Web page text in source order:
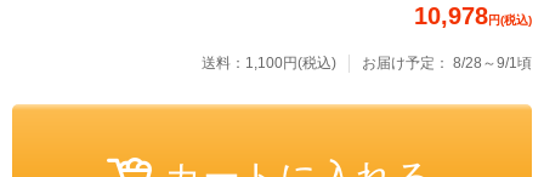
10,978円(税込)
送料：1,100円(税込) お届け予定： 8/28～9/1頃